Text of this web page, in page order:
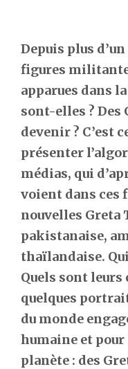
Depuis plus
figures
apparues dans
sont-elles ? Des
devenir ? C’est
présenter
médias, qui
voient dans ces
nouvelles Greta
pakistanaise,
thaïlandaise.
Quels sont leurs
quelques
du monde
humaine et
planète : des